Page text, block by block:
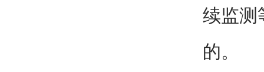
续监测
的。